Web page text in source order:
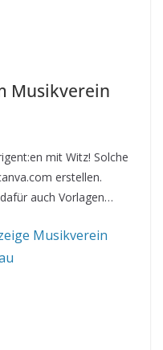
Musikverein
mit Witz! Solche
erstellen.
auch Vorlagen…